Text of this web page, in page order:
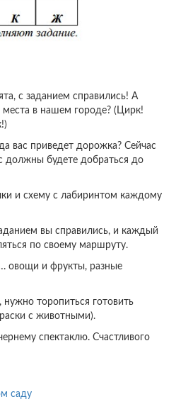
с заданием справились! А
места в нашем городе? (Цирк!
вас приведет дорожка? Сейчас
должны будете добраться до
и схему с лабиринтом каждому
вы справились, и каждый
по своему маршруту.
овощи и фрукты, разные
торопиться готовить
с животными).
спектаклю. Счастливого
саду